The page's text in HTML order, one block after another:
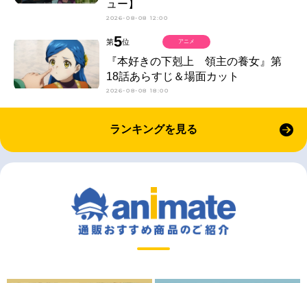
ュー】
2026-08-08 12:00
第5位
『本好きの下剋上 領主の養女』第
18話あらすじ＆場面カット
2026-08-08 18:00
アニメ
ランキングを見る